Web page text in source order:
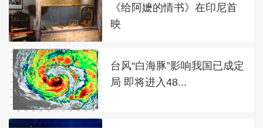
《给阿嬷的情书》在印尼首
映
台风“白海豚”影响我国已成定
局 即将进入48...